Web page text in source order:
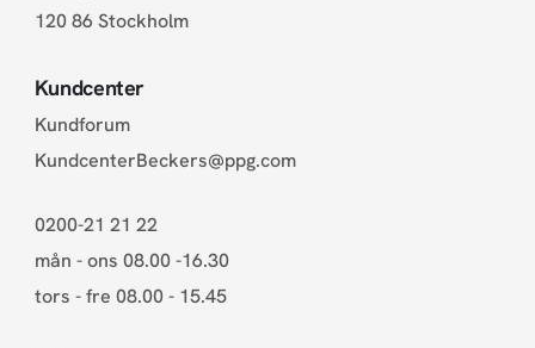
120 86 Stockholm
Kundcenter
Kundforum
KundcenterBeckers@ppg.com
0200-21 21 22
mån - ons 08.00 -16.30
tors - fre 08.00 - 15.45